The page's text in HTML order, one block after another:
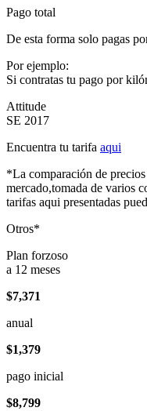
Pago total
De esta forma solo pagas
Por ejemplo:
Si contratas tu pago por
Attitude
SE 2017
Encuentra tu tarifa aqui
*La comparación de
mercado,tomada de varios
tarifas aqui presentadas
Otros*
Plan forzoso
a 12 meses
$7,371
anual
$1,379
pago inicial
$8,799